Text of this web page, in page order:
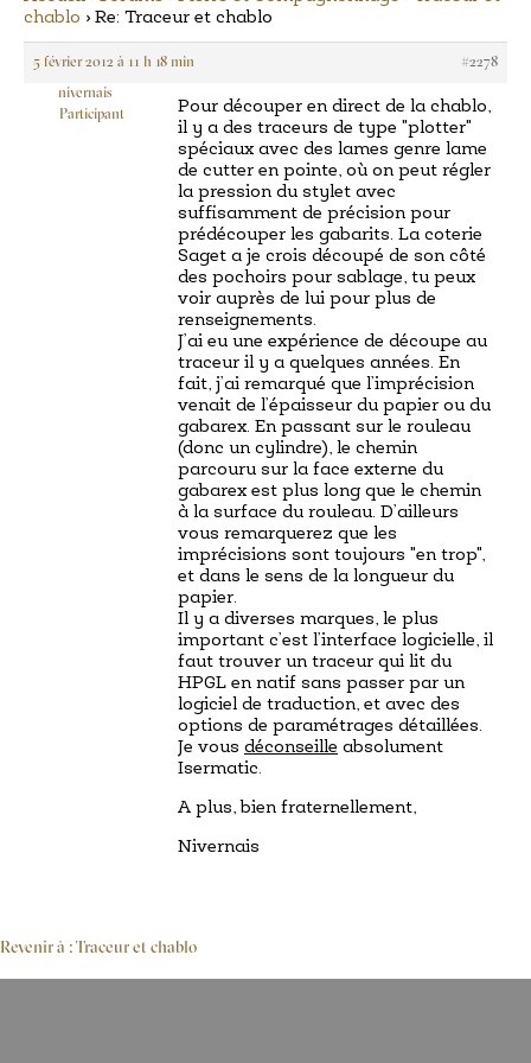
chablo › Re: Traceur et chablo
5 février 2012 à 11 h 18 min #2278
nivernais
Participant
Pour découper en direct de la chablo,
il y a des traceurs de type "plotter"
spéciaux avec des lames genre lame
de cutter en pointe, où on peut régler
la pression du stylet avec
suffisamment de précision pour
prédécouper les gabarits. La coterie
Saget a je crois découpé de son côté
des pochoirs pour sablage, tu peux
voir auprès de lui pour plus de
renseignements.
J’ai eu une expérience de découpe au
traceur il y a quelques années. En
fait, j’ai remarqué que l’imprécision
venait de l’épaisseur du papier ou du
gabarex. En passant sur le rouleau
(donc un cylindre), le chemin
parcouru sur la face externe du
gabarex est plus long que le chemin
à la surface du rouleau. D’ailleurs
vous remarquerez que les
imprécisions sont toujours "en trop",
et dans le sens de la longueur du
papier.
Il y a diverses marques, le plus
important c’est l’interface logicielle, il
faut trouver un traceur qui lit du
HPGL en natif sans passer par un
logiciel de traduction, et avec des
options de paramétrages détaillées.
Je vous déconseille absolument
Isermatic.
A plus, bien fraternellement,
Nivernais
Revenir à : Traceur et chablo